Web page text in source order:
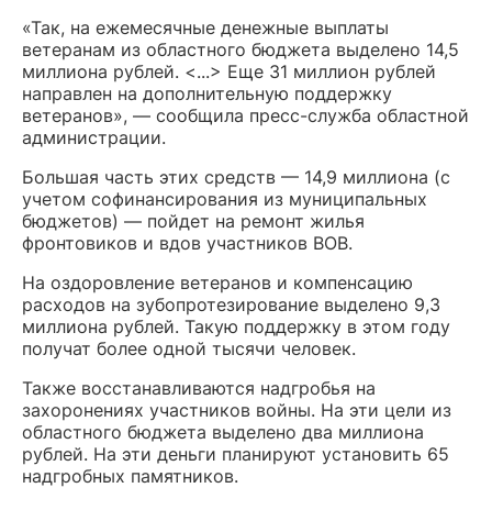
«Так, на ежемесячные денежные выплаты
ветеранам из областного бюджета выделено 14,5
миллиона рублей. <...> Еще 31 миллион рублей
направлен на дополнительную поддержку
ветеранов», — сообщила пресс-служба областной
администрации.
Большая часть этих средств — 14,9 миллиона (с
учетом софинансирования из муниципальных
бюджетов) — пойдет на ремонт жилья
фронтовиков и вдов участников ВОВ.
На оздоровление ветеранов и компенсацию
расходов на зубопротезирование выделено 9,3
миллиона рублей. Такую поддержку в этом году
получат более одной тысячи человек.
Также восстанавливаются надгробья на
захоронениях участников войны. На эти цели из
областного бюджета выделено два миллиона
рублей. На эти деньги планируют установить 65
надгробных памятников.